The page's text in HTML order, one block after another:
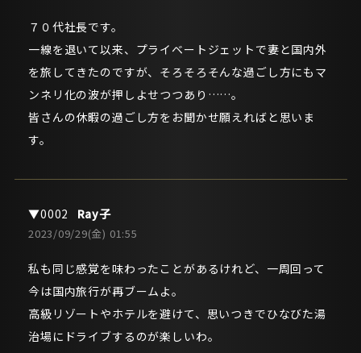
７０代社長です。
一線を退いて以来、プライベートジェットで妻と国内外
を旅してきたのですが、そろそろそんな過ごし方にもマ
ンネリ化の波が押しよせつつあり……。
皆さんの休暇の過ごし方をお聞かせ願えればと思いま
す。
Ray子
2023/09/29(金) 01:55
私も同じ感覚を味わったことがあるけれど、一周回って
今は国内旅行が再ブームよ。
高級リゾートやホテルを避けて、思いつきでひなびた湯
治場にドライブするのが楽しいわ。